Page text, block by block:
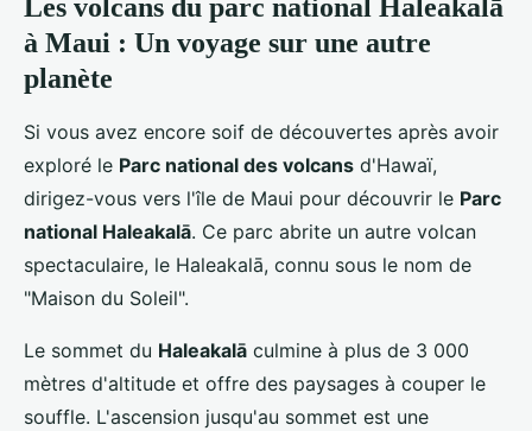
Les volcans du parc national Haleakalā
à Maui : Un voyage sur une autre
planète
Si vous avez encore soif de découvertes après avoir
exploré le Parc national des volcans d'Hawaï,
dirigez-vous vers l'île de Maui pour découvrir le Parc
national Haleakalā. Ce parc abrite un autre volcan
spectaculaire, le Haleakalā, connu sous le nom de
"Maison du Soleil".
Le sommet du Haleakalā culmine à plus de 3 000
mètres d'altitude et offre des paysages à couper le
souffle. L'ascension jusqu'au sommet est une